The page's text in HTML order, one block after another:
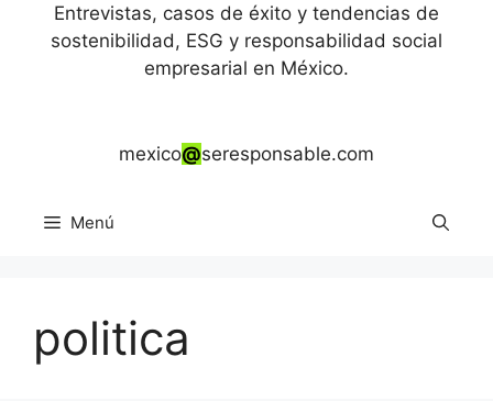
Entrevistas, casos de éxito y tendencias de
sostenibilidad, ESG y responsabilidad social
empresarial en México.
mexico@seresponsable.com
Menú
politica